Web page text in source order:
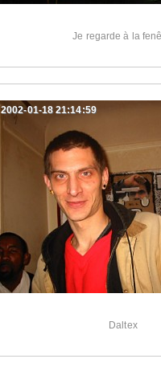
Je regarde à la
Daltex
2002-01-18 21:14:59